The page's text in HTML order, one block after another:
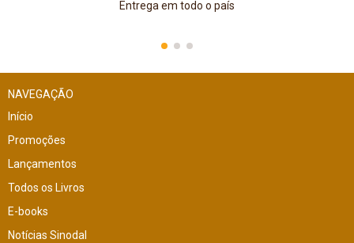
Entrega em todo o país
NAVEGAÇÃO
Início
Promoções
Lançamentos
Todos os Livros
E-books
Notícias Sinodal